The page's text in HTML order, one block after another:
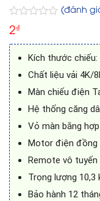
Được
xếp
hạng
0
5
sao
(đánh
2₫
Kích thước chiếu:
Chất liệu vải 4K/
Màn chiếu điện
Hệ thống căng
Vỏ màn bằng
Motor điện đồng
Remote vô
Trọng lượng 10,3
Bảo hành 12